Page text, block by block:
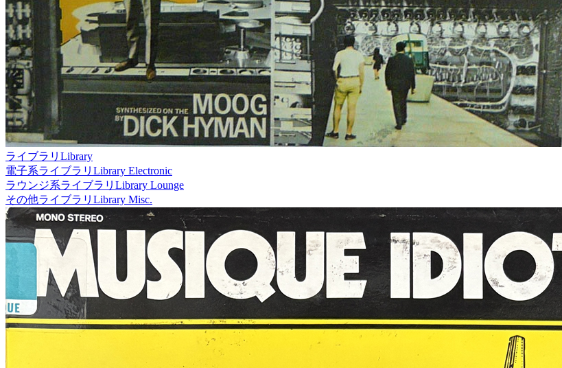
ライブラリ Library
電子系ライブラリ Library Electronic
ラウンジ系ライブラリ Library Lounge
その他ライブラリ Library Misc.